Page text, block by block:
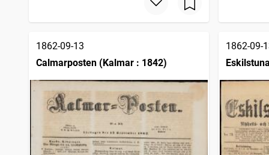
1862-09-13
Calmarposten (Kalmar : 1842)
1862-09-